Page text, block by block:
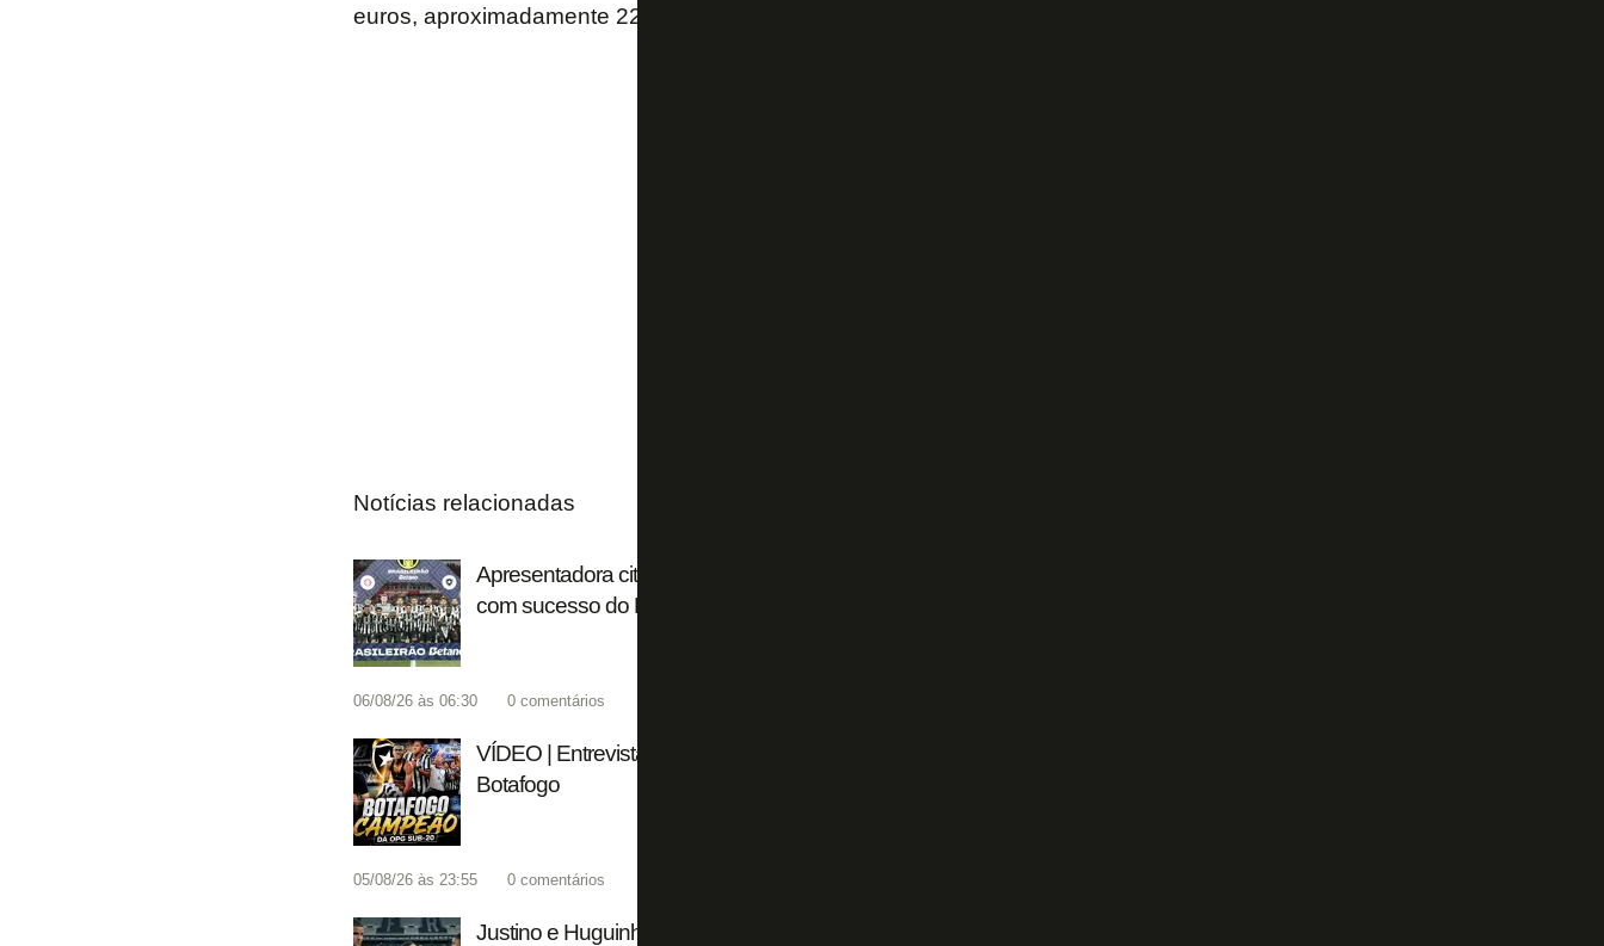
euros, aproximadamente 22,8 milhões de reais.
Notícias relacionadas
Apresentadora cita procura de Flamengo, Palmeiras e Cruzeiro e se impressiona
com sucesso do Botafogo de 2024
06/08/26 às 06:30 0 comentários
VÍDEO | Entrevistas exclusivas com os campeões do Torneio OPG Sub-20 pelo
Botafogo
05/08/26 às 23:55 0 comentários
Justino e Huguinho prestigiam título do Botafogo do Torneio OPG Sub-20: ‘Conquista